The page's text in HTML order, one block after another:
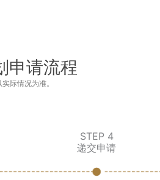
申请流程
际情况为准。
STEP 4
递交申请